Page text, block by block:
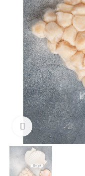
Click to enlarge